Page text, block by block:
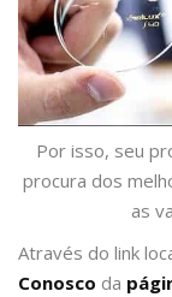
Por isso, seu
procura dos
as
Através do link
Conosco da